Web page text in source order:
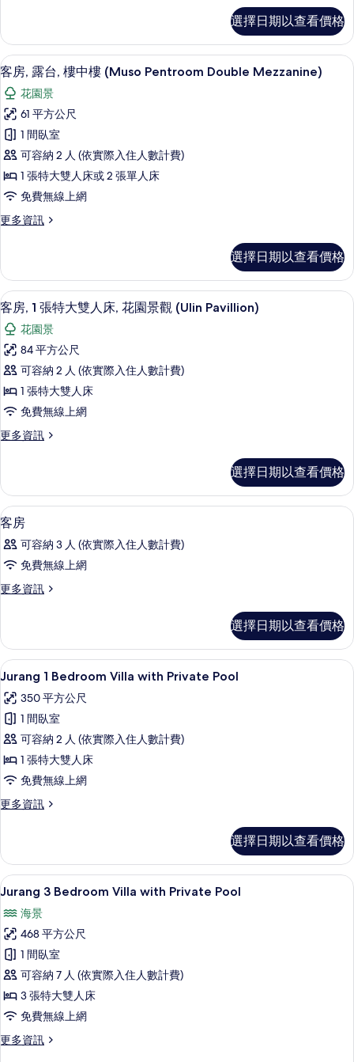
人
泳
池,
海
景
(Bajau)
的
所
有
相
4
間
臥
私
人
泳
池,
海
景
(Bajau)
的
情
選擇日期以查看價格
顯
示
客
房,
露
台,
樓
中
樓
Double
Mezzanine)
的
所
有
相
片
客房, 露台, 樓中樓 (Muso Pentroom
12
客房, 露台, 樓中樓 (Muso Pentroom Double Mezzanine)
花園景
61 平方公尺
1 間臥室
可容納 2 人 (依實際入住人數計費)
1 張特大雙人床或 2 張單人床
免費無線上網
更多資訊
更
露
台,
樓
樓
(Muso
Double
Mezzanine)
的
詳
情
選擇日期以查看價格
顯
示
客
房,
1
張
特
大
人
床,
花
園
景
觀
的
所
有
相
片
客房, 1 張特大雙人床, 花園景觀 (Ulin
6
客房, 1 張特大雙人床, 花園景觀 (Ulin Pavillion)
花園景
84 平方公尺
可容納 2 人 (依實際入住人數計費)
1 張特大雙人床
免費無線上網
更多資訊
更
1
張
特
雙
人
花
(Ulin
Pavillion)
的
詳
情
選擇日期以查看價格
顯
示
客
房
的
有
相
片
高級寢具、客房內保險箱、免費無線上
2
客房
可容納 3 人 (依實際入住人數計費)
免費無線上網
更多資訊
更
的
詳
情
選擇日期以查看價格
顯
示
Jurang
Bedroom
Villa
with
Private
所
有
相
片
高級寢具、客房內保險箱、免費無線上
6
Jurang 1 Bedroom Villa with Private Pool
350 平方公尺
1 間臥室
可容納 2 人 (依實際入住人數計費)
1 張特大雙人床
免費無線上網
更多資訊
更
Bedroom
Villa
with
Private
Pool
的
詳
情
選擇日期以查看價格
顯
Jurang
3
Bedroom
Villa
with
Private
Pool
的
高級寢具、客房內保險箱、免費無線上
8
Jurang 3 Bedroom Villa with Private Pool
海景
468 平方公尺
1 間臥室
可容納 7 人 (依實際入住人數計費)
3 張特大雙人床
免費無線上網
更多資訊
更